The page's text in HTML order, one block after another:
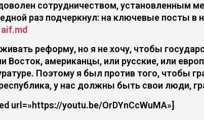
сотрудничеством, установленным
раз подчеркнул: на ключевые посты
aif.md
реформу, но я не хочу, чтобы
Восток, американцы, или русские, или
Поэтому я был против того, чтобы
у нас должны быть свои люди,
url=»https://youtu.be/OrDYnCcWuMA»]